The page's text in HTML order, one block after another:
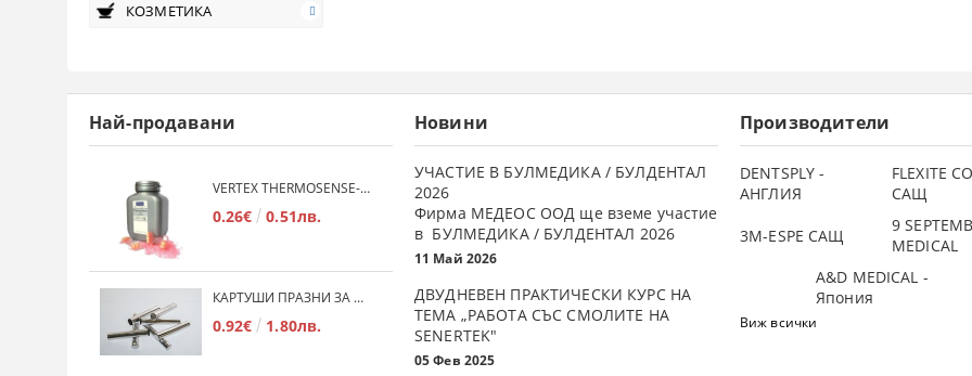
КОЗМЕТИКА
Най-продавани
VERTEX THERMOSENSE- ГРАНУЛАТ ЗА МЕКИ ПРОТЕЗИ
0.26€ 0.51лв.
КАРТУШИ ПРАЗНИ ЗА МЕКА ПЛАСТМАСА
0.92€ 1.80лв.
Новини
УЧАСТИЕ В БУЛМЕДИКА / БУЛДЕНТАЛ
2026
Фирма МЕДЕОС ООД ще вземе участие
в БУЛМЕДИКА / БУЛДЕНТАЛ 2026
11 Май 2026
ДВУДНЕВЕН ПРАКТИЧЕСКИ КУРС НА
ТЕМА „РАБОТА СЪС СМОЛИТЕ НА
SENERTEK"
05 Фев 2025
Производители
DENTSPLY -
АНГЛИЯ
FLEXITE
САЩ
3М-ESPE САЩ
9
MEDICAL
A&D MEDICAL -
Япония
Виж всички